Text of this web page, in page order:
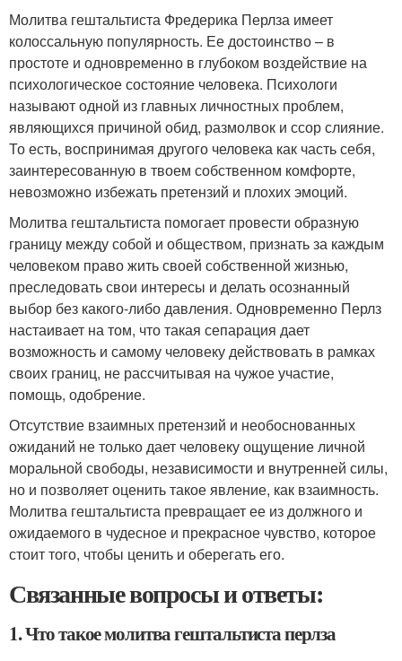
Молитва гештальтиста Фредерика Перлза имеет
колоссальную популярность. Ее достоинство – в
простоте и одновременно в глубоком воздействие на
психологическое состояние человека. Психологи
называют одной из главных личностных проблем,
являющихся причиной обид, размолвок и ссор слияние.
То есть, воспринимая другого человека как часть себя,
заинтересованную в твоем собственном комфорте,
невозможно избежать претензий и плохих эмоций.
Молитва гештальтиста помогает провести образную
границу между собой и обществом, признать за каждым
человеком право жить своей собственной жизнью,
преследовать свои интересы и делать осознанный
выбор без какого-либо давления. Одновременно Перлз
настаивает на том, что такая сепарация дает
возможность и самому человеку действовать в рамках
своих границ, не рассчитывая на чужое участие,
помощь, одобрение.
Отсутствие взаимных претензий и необоснованных
ожиданий не только дает человеку ощущение личной
моральной свободы, независимости и внутренней силы,
но и позволяет оценить такое явление, как взаимность.
Молитва гештальтиста превращает ее из должного и
ожидаемого в чудесное и прекрасное чувство, которое
стоит того, чтобы ценить и оберегать его.
Связанные вопросы и ответы:
1. Что такое молитва гештальтиста перлза